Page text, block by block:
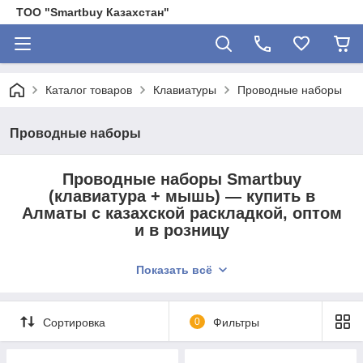
ТОО "Smartbuy Казахстан"
Каталог товаров Клавиатуры Проводные наборы
Проводные наборы
Проводные наборы Smartbuy
(клавиатура + мышь) — купить в
Алматы с казахской раскладкой, оптом
и в розницу
Smartbuy предлагает практичные решения: проводные
наборы "клавиатура + мышь" — это единый стиль,
стабильная работа и никаких беспроводных забот. Отлично
Показать всё
Сортировка 0 Фильтры